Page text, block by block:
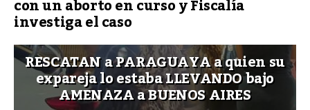
con un aborto en curso y Fiscalía
investiga el caso
RESCATAN a PARAGUAYA a quien su
expareja lo estaba LLEVANDO bajo
AMENAZA a BUENOS AIRES